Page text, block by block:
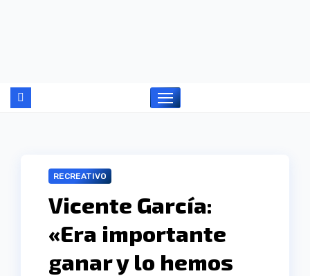
RECREATIVO
Vicente García:
«Era importante
ganar y lo hemos